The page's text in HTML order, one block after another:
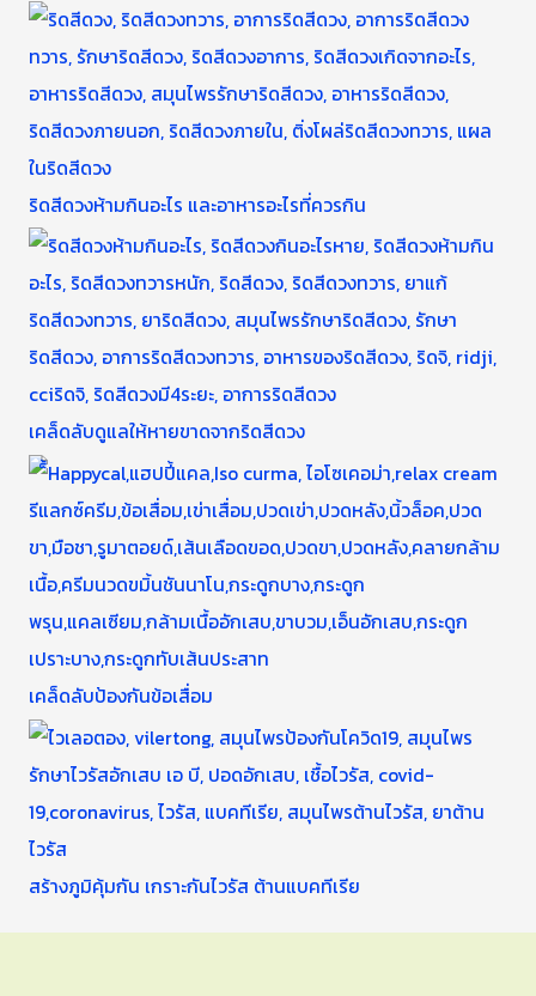
ริดสีดวงห้ามกินอะไร และอาหารอะไรที่ควรกิน
เคล็ดลับดูแลให้หายขาดจากริดสีดวง
เคล็ดลับป้องกันข้อเสื่อม
สร้างภูมิคุ้มกัน เกราะกันไวรัส ต้านแบคทีเรีย